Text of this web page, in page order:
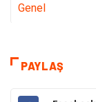
Genel
PAYLAŞ